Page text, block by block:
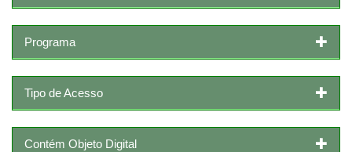
Programa
Tipo de Acesso
Contém Objeto Digital